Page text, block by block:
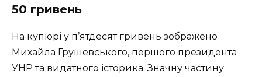
50 гривень
На купюрі у п’ятдесят гривень зображено
Михайла Грушевського, першого президента
УНР та видатного історика. Значну частину